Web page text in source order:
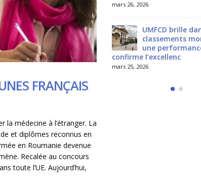
FRANÇAIS
la médecine à l’étranger. La
et diplômes reconnus en
en Roumanie devenue
Recalée au concours
toute l’UE. Aujourd’hui,
Le XXIVe Congrès National
de la Société des
Anatomistes din România
à Craiova en 2026
2026
mars 26, 2026
UMFCD brille
classements
une
confirme l’excellenc
mars 25, 2026